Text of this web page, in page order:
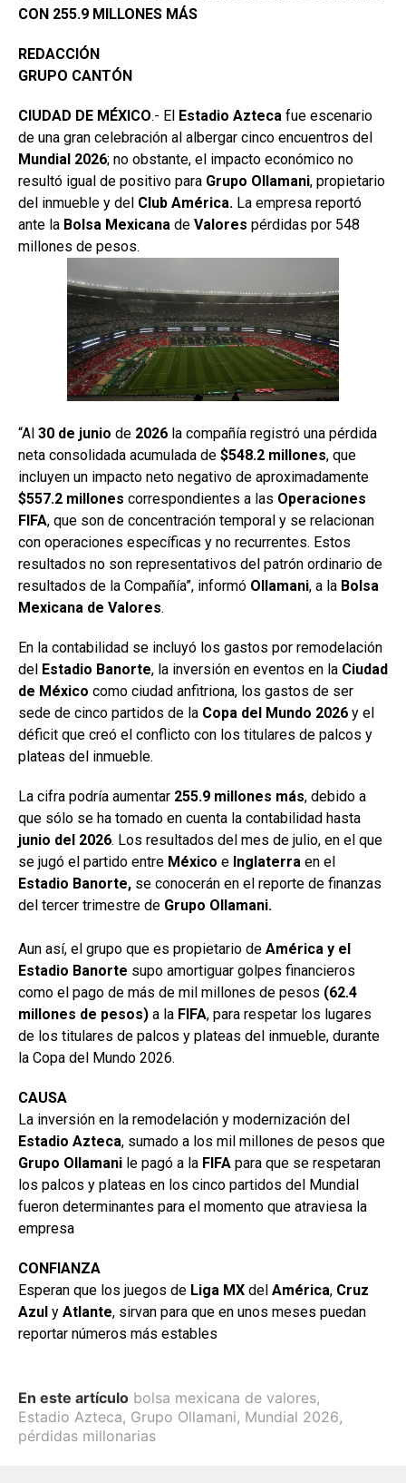
CON 255.9 MILLONES MÁS
REDACCIÓN
GRUPO CANTÓN
CIUDAD DE MÉXICO.- El Estadio Azteca fue escenario
de una gran celebración al albergar cinco encuentros del
Mundial 2026; no obstante, el impacto económico no
resultó igual de positivo para Grupo Ollamani, propietario
del inmueble y del Club América. La empresa reportó
ante la Bolsa Mexicana de Valores pérdidas por 548
millones de pesos.
“Al 30 de junio de 2026 la compañía registró una pérdida
neta consolidada acumulada de $548.2 millones, que
incluyen un impacto neto negativo de aproximadamente
$557.2 millones correspondientes a las Operaciones
FIFA, que son de concentración temporal y se relacionan
con operaciones específicas y no recurrentes. Estos
resultados no son representativos del patrón ordinario de
resultados de la Compañía”, informó Ollamani, a la Bolsa
Mexicana de Valores.
En la contabilidad se incluyó los gastos por remodelación
del Estadio Banorte, la inversión en eventos en la Ciudad
de México como ciudad anfitriona, los gastos de ser
sede de cinco partidos de la Copa del Mundo 2026 y el
déficit que creó el conflicto con los titulares de palcos y
plateas del inmueble.
La cifra podría aumentar 255.9 millones más, debido a
que sólo se ha tomado en cuenta la contabilidad hasta
junio del 2026. Los resultados del mes de julio, en el que
se jugó el partido entre México e Inglaterra en el
Estadio Banorte, se conocerán en el reporte de finanzas
del tercer trimestre de Grupo Ollamani.
Aun así, el grupo que es propietario de América y el
Estadio Banorte supo amortiguar golpes financieros
como el pago de más de mil millones de pesos (62.4
millones de pesos) a la FIFA, para respetar los lugares
de los titulares de palcos y plateas del inmueble, durante
la Copa del Mundo 2026.
CAUSA
La inversión en la remodelación y modernización del
Estadio Azteca, sumado a los mil millones de pesos que
Grupo Ollamani le pagó a la FIFA para que se respetaran
los palcos y plateas en los cinco partidos del Mundial
fueron determinantes para el momento que atraviesa la
empresa
CONFIANZA
Esperan que los juegos de Liga MX del América, Cruz
Azul y Atlante, sirvan para que en unos meses puedan
reportar números más estables
En este artículo bolsa mexicana de valores,
Estadio Azteca, Grupo Ollamani, Mundial 2026,
pérdidas millonarias